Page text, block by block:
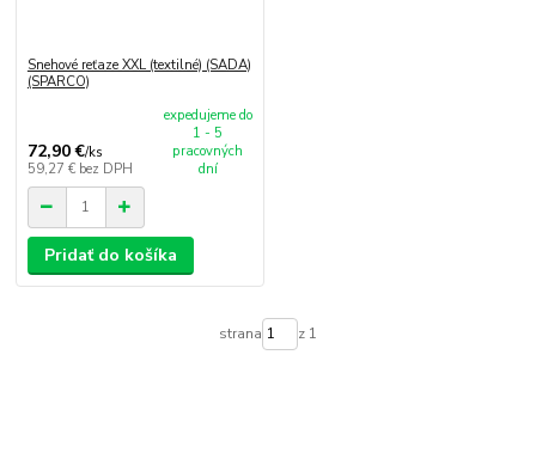
Snehové reťaze XXL (textilné) (SADA)
(SPARCO)
72,90 €/ks
59,27 € bez DPH
expedujeme do
1 - 5
pracovných
dní
Pridať do košíka
strana z 1